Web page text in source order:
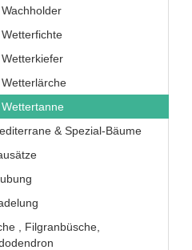
Wachholder
Wetterfichte
Wetterkiefer
Wetterlärche
Wettertanne
& Spezial-Bäume
, Filgranbüsche,